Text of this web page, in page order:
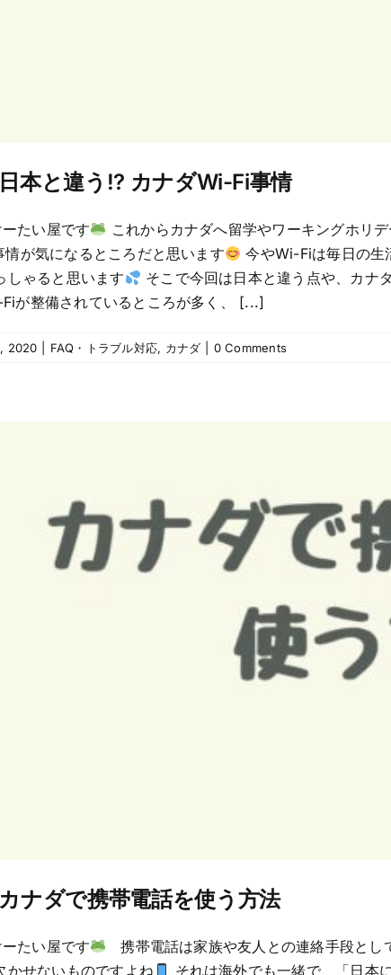
日本と違う!? カナダWi-Fi事情
たい屋です
これからカナダへ留学やワーキングホリ
が気になるところだと思います
今やWi-Fiは毎日の生
しゃると思います
そこで今回は日本と違う点や、カナ
が整備されているところが多く、 [...]
2020 FAQ・トラブル対応, カナダ 0 Comments
ナダで携帯電話を使う方法
たい屋です
携帯電話は家族や友人との連絡手段とし
かせないものですよね
それは海外でも一緒で、「日本